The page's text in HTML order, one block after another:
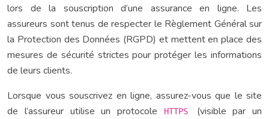
lors de la souscription d’une assurance en ligne. Les
assureurs sont tenus de respecter le Règlement Général sur
la Protection des Données (RGPD) et mettent en place des
mesures de sécurité strictes pour protéger les informations
de leurs clients.
Lorsque vous souscrivez en ligne, assurez-vous que le site
de l’assureur utilise un protocole
HTTPS (visible par un